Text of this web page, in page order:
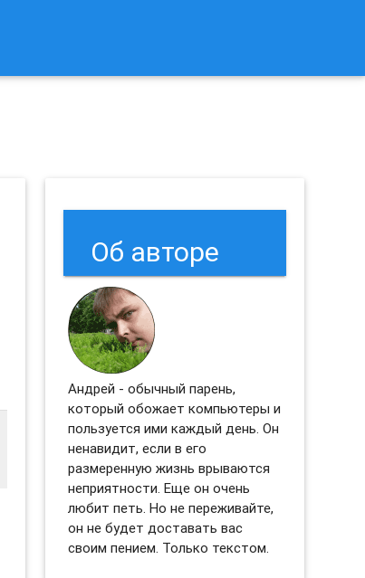
Об авторе
Андрей - обычный парень,
который обожает компьютеры и
пользуется ими каждый день. Он
ненавидит, если в его
размеренную жизнь врываются
неприятности. Еще он очень
любит петь. Но не переживайте,
он не будет доставать вас
своим пением. Только текстом.